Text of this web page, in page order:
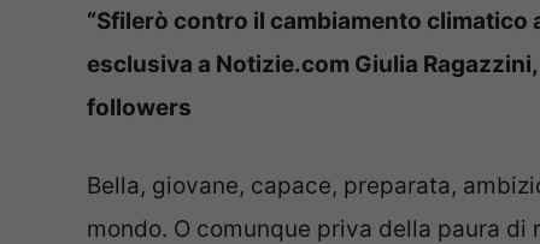
“Sfilerò contro il cambiamento climatico
esclusiva a Notizie.com Giulia
followers
Bella, giovane, capace, preparata,
mondo. O comunque priva della paura